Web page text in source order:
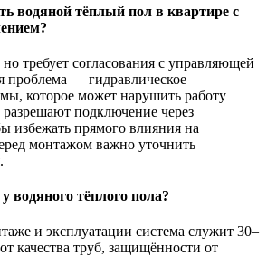
водяной тёплый пол в квартире с
требует согласования с управляющей
проблема — гидравлическое
которое может нарушить работу
разрешают подключение через
избежать прямого влияния на
монтажом важно уточнить
водяного тёплого пола?
и эксплуатации система служит 30–
качества труб, защищённости от